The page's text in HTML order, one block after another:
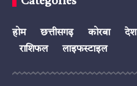
होम छत्तीसगढ़ कोरबा देश
राशिफल
लाइफस्टाइल